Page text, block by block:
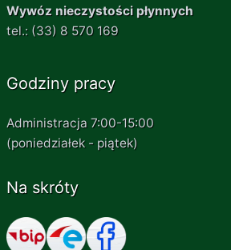
Wywóz nieczystości płynnych
tel.: (33) 8 570 169
Godziny pracy
Administracja 7:00-15:00
(poniedziałek - piątek)
Na skróty